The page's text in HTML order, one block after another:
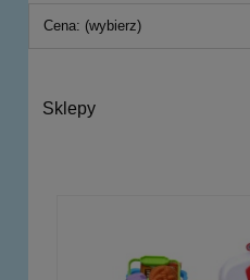
Cena: (wybierz)
Sklepy